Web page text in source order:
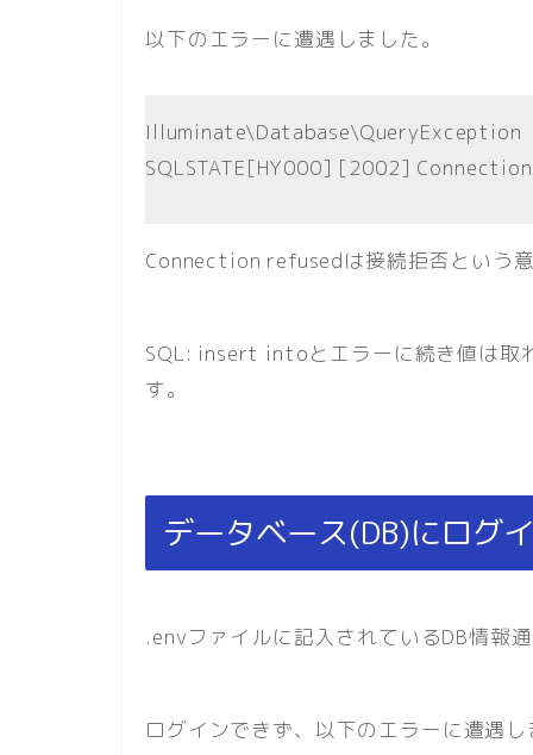
以下のエラーに遭遇しました。
Illuminate\Database\QueryException
SQLSTATE[HY000] [2002]
Connection refusedは接続拒否という
SQL: insert intoとエラーに続き値は取
す。
データベース(DB)にログ
.envファイルに記入されているDB情報
ログインできず、以下のエラーに遭遇